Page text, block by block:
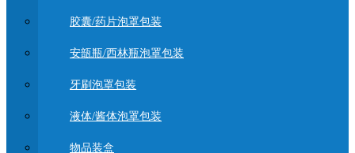
胶囊/药片泡罩包装
安瓿瓶/西林瓶泡罩包装
牙刷泡罩包装
液体/酱体泡罩包装
物品装盒